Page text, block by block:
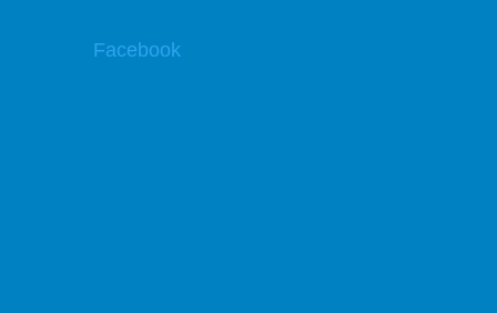
Facebook